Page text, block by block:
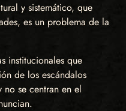
y sistemático, que
es un problema de la
institucionales que
de los escándalos
se centran en el